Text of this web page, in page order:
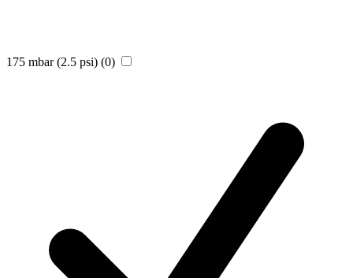
175 mbar (2.5 psi) (0)